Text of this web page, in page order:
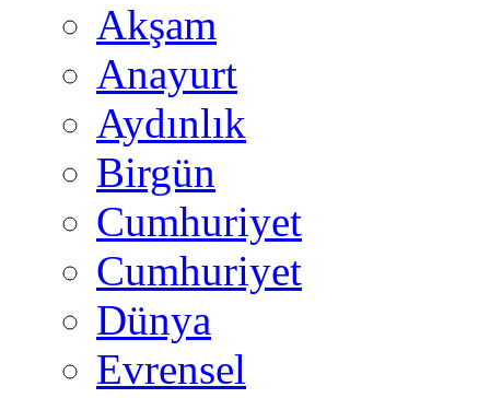
Akşam
Anayurt
Aydınlık
Birgün
Cumhuriyet
Cumhuriyet
Dünya
Evrensel